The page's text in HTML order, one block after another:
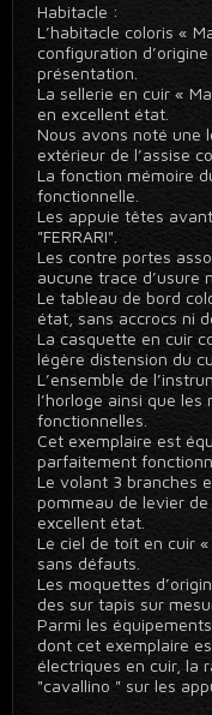
Habitacle :
L’habitacle coloris «
configuration
présentation.
La sellerie en cuir «
en excellent état.
Nous avons noté une
extérieur de l’assise
La fonction mémoire
fonctionnelle.
Les appuie têtes
"FERRARI".
Les contre portes
aucune trace d’usure
Le tableau de bord
état, sans accrocs ni
La casquette en cuir
légère distension du
L’ensemble de
l’horloge ainsi que
fonctionnelles.
Cet exemplaire est
parfaitement
Le volant 3 branches
pommeau de levier
excellent état.
Le ciel de toit en cuir
sans défauts.
Les moquettes
des sur tapis sur
Parmi les
dont cet exemplaire
électriques en cuir, la
"cavallino " sur les